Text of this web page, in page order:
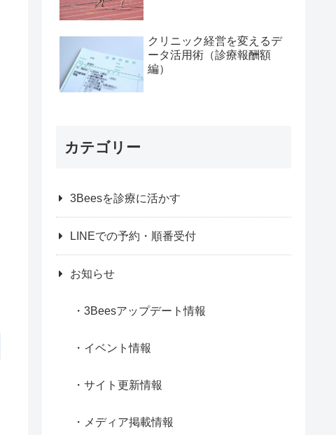
クリニック経営を変えるデ
ータ活用術（診療報酬額
編）
カテゴリー
3Beesを診療に活かす
LINEでの予約・順番受付
お知らせ
3Beesアップデート情報
イベント情報
サイト更新情報
メディア掲載情報